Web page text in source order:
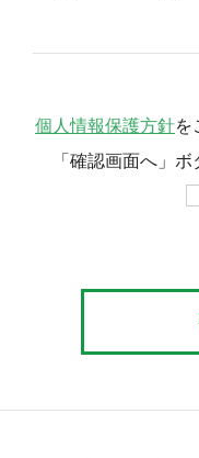
個人情報保護方針を
「確認画面へ」